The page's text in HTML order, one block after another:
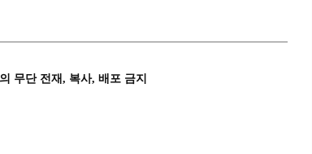
무단 전재, 복사, 배포 금지